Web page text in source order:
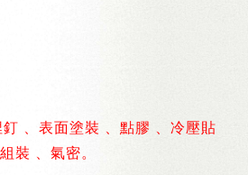
、表面塗裝 、點膠 、冷壓貼
裝 、氣密。